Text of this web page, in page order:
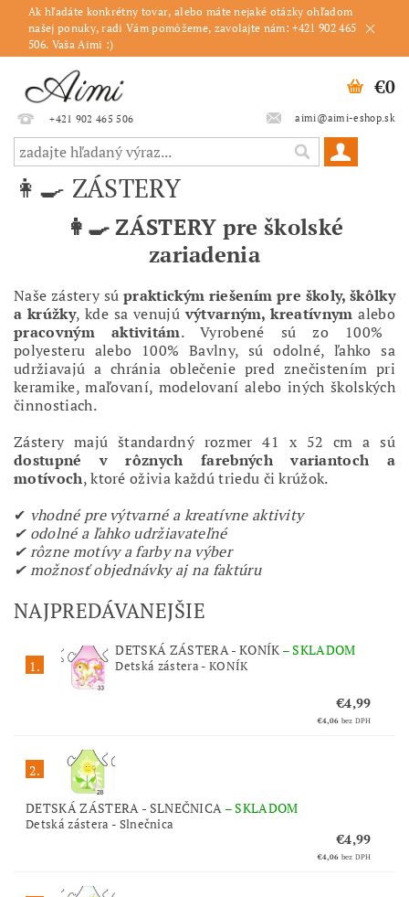
Ak hľadáte konkrétny tovar, alebo máte nejaké otázky ohľadom
našej ponuky, radi Vám pomôžeme, zavolajte nám: +421 902 465
506. Vaša Aimi :)
+421 902 465 506 aimi@aimi-eshop.sk
€0
👩‍🍳 ZÁSTERY
👩‍🍳 ZÁSTERY pre školské
zariadenia
Naše zástery sú praktickým riešením pre školy, škôlky
a krúžky, kde sa venujúvýtvarným, kreatívnymalebo
pracovným aktivitám. Vyrobené sú zo 100%
polyesteru alebo 100% Bavlny, sú odolné, ľahko sa
udržiavajú a chránia oblečenie pred znečistením pri
keramike, maľovaní, modelovaní alebo iných školských
činnostiach.
Zástery majú štandardný rozmer 41 x 52 cm a sú
dostupné v rôznych farebných variantoch a
motívoch, ktoré oživia každú triedu či krúžok.
✔ vhodné pre výtvarné a kreatívne aktivity
✔ odolné a ľahko udržiavateľné
✔ rôzne motívy a farby na výber
✔ možnosť objednávky aj na faktúru
NAJPREDÁVANEJŠIE
1.
DETSKÁ ZÁSTERA - KONÍK –SKLADOM
Detská zástera - KONÍK
€4,99
€4,06 bez DPH
2.
DETSKÁ ZÁSTERA - SLNEČNICA –SKLADOM
Detská zástera - Slnečnica
€4,99
€4,06 bez DPH